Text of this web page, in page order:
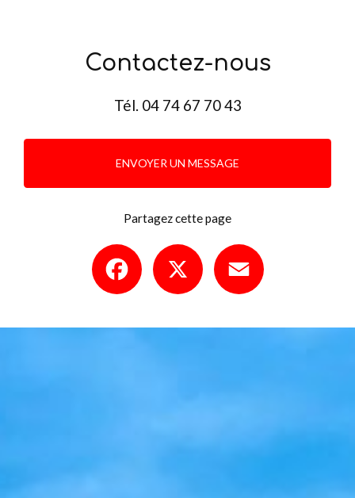
Contactez-nous
Tél. 04 74 67 70 43
ENVOYER UN MESSAGE
Partagez cette page
Facebook